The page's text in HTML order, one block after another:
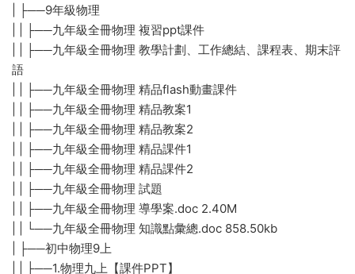
| ├──9年級物理
| | ├──九年級全冊物理 複習ppt課件
| | ├──九年級全冊物理 教學計劃、工作總結、課程表、期末評
語
| | ├──九年級全冊物理 精品flash動畫課件
| | ├──九年級全冊物理 精品教案1
| | ├──九年級全冊物理 精品教案2
| | ├──九年級全冊物理 精品課件1
| | ├──九年級全冊物理 精品課件2
| | ├──九年級全冊物理 試題
| | ├──九年級全冊物理 導學案.doc 2.40M
| | └──九年級全冊物理 知識點彙總.doc 858.50kb
| ├──初中物理9上
| | ├──1.物理九上【課件PPT】